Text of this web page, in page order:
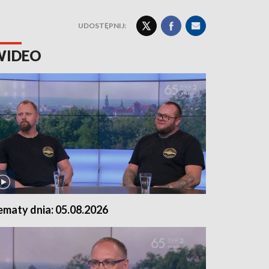
UDOSTĘPNIJ:
dnia: 05.08.2026